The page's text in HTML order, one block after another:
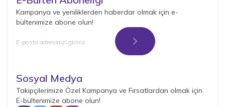
Kampanya ve yeniliklerden haberdar olmak için e-
bültenimize abone olun!
Kayıt Ol
Sosyal Medya
Takipçilerimize Özel Kampanya ve Fırsatlardan olmak için
E-bültenimize abone olun!